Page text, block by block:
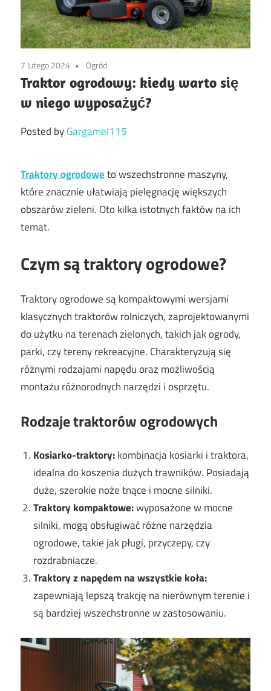
7 lutego 2024 Ogród
Traktor ogrodowy: kiedy warto się
w niego wyposażyć?
Posted byGargamel115
Traktory ogrodoweto wszechstronne maszyny,
które znacznie ułatwiają pielęgnację większych
obszarów zieleni. Oto kilka istotnych faktów na ich
temat.
Czym są traktory ogrodowe?
Traktory ogrodowe są kompaktowymi wersjami
klasycznych traktorów rolniczych, zaprojektowanymi
do użytku na terenach zielonych, takich jak ogrody,
parki, czy tereny rekreacyjne. Charakteryzują się
różnymi rodzajami napędu oraz możliwością
montażu różnorodnych narzędzi i osprzętu.
Rodzaje traktorów ogrodowych
Kosiarko-traktory:kombinacja kosiarki i traktora,
idealna do koszenia dużych trawników. Posiadają
duże, szerokie noże tnące i mocne silniki.
Traktory kompaktowe:wyposażone w mocne
silniki, mogą obsługiwać różne narzędzia
ogrodowe, takie jak pługi, przyczepy, czy
rozdrabniacze.
Traktory z napędem na wszystkie koła:
zapewniają lepszą trakcję na nierównym terenie i
są bardziej wszechstronne w zastosowaniu.